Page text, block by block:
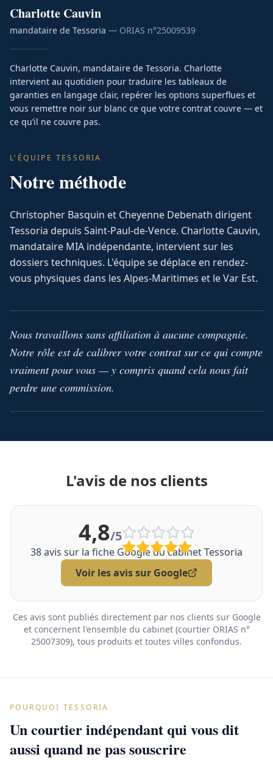
Charlotte Cauvin
mandataire de Tessoria — ORIAS n°25009539
Charlotte Cauvin, mandataire de Tessoria. Charlotte
intervient au quotidien pour traduire les tableaux de
garanties en langage clair, repérer les options superflues et
vous remettre noir sur blanc ce que votre contrat couvre — et
ce qu’il ne couvre pas.
L'ÉQUIPE TESSORIA
Notre méthode
Christopher Basquin et Cheyenne Debenath dirigent
Tessoria depuis Saint-Paul-de-Vence. Charlotte Cauvin,
mandataire MIA indépendante, intervient sur les
dossiers techniques. L'équipe se déplace en rendez-
vous physiques dans les Alpes-Maritimes et le Var Est.
Nous travaillons sans affiliation à aucune compagnie.
Notre rôle est de calibrer votre contrat sur ce qui compte
vraiment pour vous — y compris quand cela nous fait
perdre une commission.
L'avis de nos clients
4,8/5
38avis sur la fiche Google du cabinet Tessoria
Voir les avis sur Google
Ces avis sont publiés directement par nos clients sur Google
et concernent l'ensemble du cabinet (courtier ORIAS n°
25007309), tous produits et toutes villes confondus.
POURQUOI TESSORIA
Un courtier indépendant qui vous dit
aussi quand ne pas souscrire